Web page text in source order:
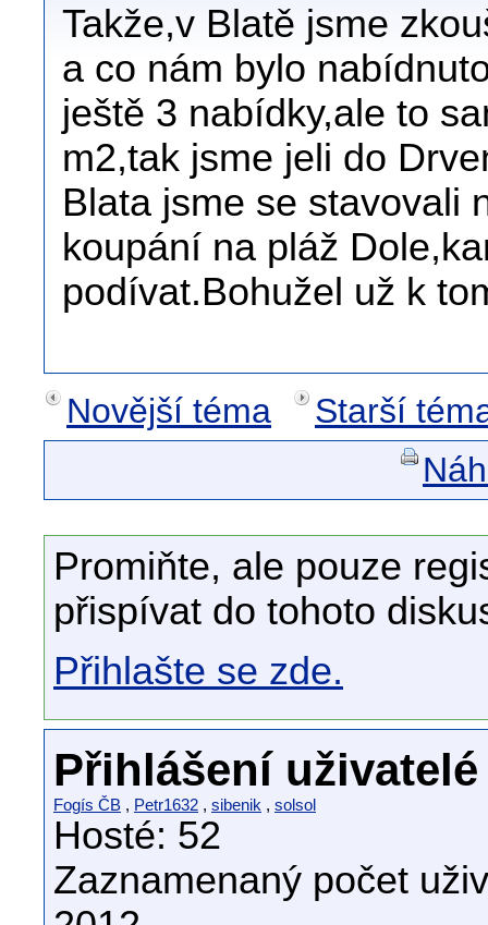
Takže,v Blatě jsme
a co nám bylo
ještě 3 nabídky,ale to
m2,tak jsme jeli do
Blata jsme se stavovali
koupání na pláž
podívat.Bohužel už k
Novější téma
Starší
Promiňte, ale pouze
přispívat do tohoto
Přihlašte se zde.
Přihlášení uživatelé
Fogís ČB , Petr1632 , sibenik , solsol
Hosté: 52
Zaznamenaný počet